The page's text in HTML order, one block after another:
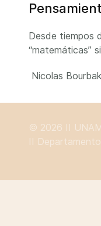
Desde tiempos
“matemáticas”
Nicolas
© 2026 II
II